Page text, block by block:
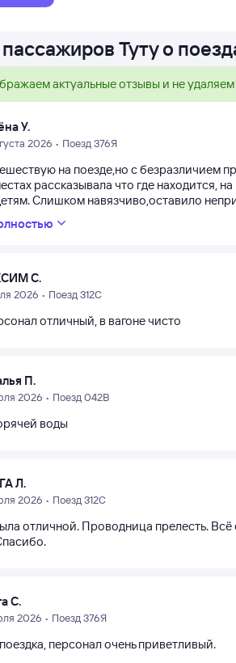
Туту о
актуальные отзывы и не
У.
2026 • Поезд 376Я
на поезде,но с безразличием
рассказывала что где находится,
Слишком навязчиво,оставило
С.
2026 • Поезд 312С
отличный, в вагоне чисто
П.
2026 • Поезд 042В
воды
Л.
2026 • Поезд 312С
отличной. Проводница прелесть. Всё
С.
2026 • Поезд 376Я
персонал очень приветливый.